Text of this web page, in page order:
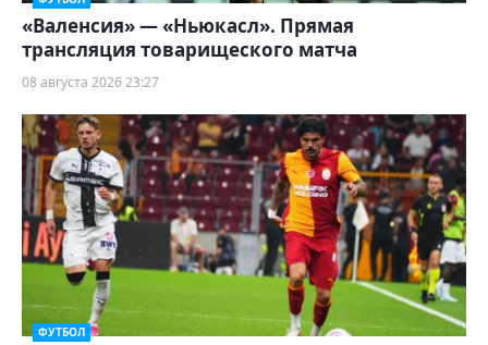
«Валенсия» — «Ньюкасл». Прямая
трансляция товарищеского матча
08 августа 2026 23:27
ФУТБОЛ